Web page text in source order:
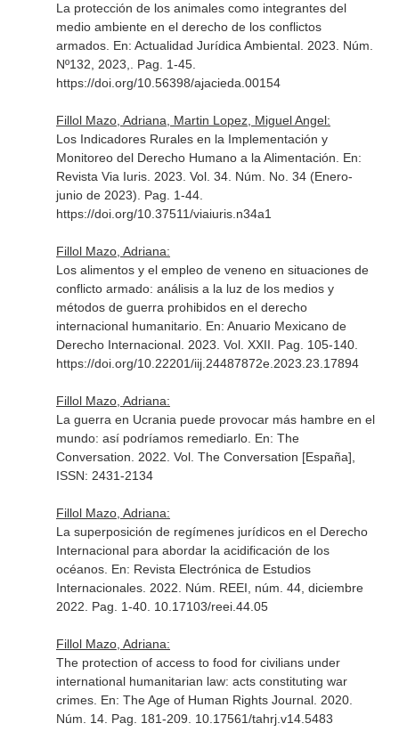
La protección de los animales como integrantes del
medio ambiente en el derecho de los conflictos
armados. En: Actualidad Jurídica Ambiental. 2023. Núm.
Nº132, 2023,. Pag. 1-45.
https://doi.org/10.56398/ajacieda.00154
Fillol Mazo, Adriana, Martin Lopez, Miguel Angel:
Los Indicadores Rurales en la Implementación y
Monitoreo del Derecho Humano a la Alimentación. En:
Revista Via Iuris. 2023. Vol. 34. Núm. No. 34 (Enero-
junio de 2023). Pag. 1-44.
https://doi.org/10.37511/viaiuris.n34a1
Fillol Mazo, Adriana:
Los alimentos y el empleo de veneno en situaciones de
conflicto armado: análisis a la luz de los medios y
métodos de guerra prohibidos en el derecho
internacional humanitario. En: Anuario Mexicano de
Derecho Internacional. 2023. Vol. XXII. Pag. 105-140.
https://doi.org/10.22201/iij.24487872e.2023.23.17894
Fillol Mazo, Adriana:
La guerra en Ucrania puede provocar más hambre en el
mundo: así podríamos remediarlo. En: The
Conversation . 2022. Vol. The Conversation [España],
ISSN: 2431-2134
Fillol Mazo, Adriana:
La superposición de regímenes jurídicos en el Derecho
Internacional para abordar la acidificación de los
océanos. En: Revista Electrónica de Estudios
Internacionales. 2022. Núm. REEI, núm. 44, diciembre
2022. Pag. 1-40. 10.17103/reei.44.05
Fillol Mazo, Adriana:
The protection of access to food for civilians under
international humanitarian law: acts constituting war
crimes. En: The Age of Human Rights Journal. 2020.
Núm. 14. Pag. 181-209. 10.17561/tahrj.v14.5483